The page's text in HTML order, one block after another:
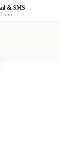
& SMS
min